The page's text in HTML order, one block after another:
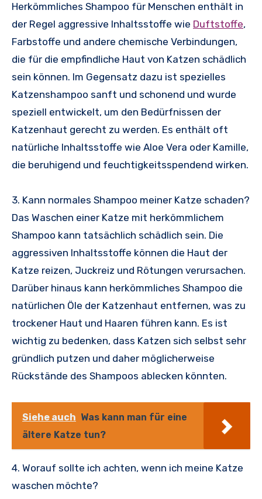
Herkömmliches Shampoo für Menschen enthält in
der Regel aggressive Inhaltsstoffe wie Duftstoffe,
Farbstoffe und andere chemische Verbindungen,
die für die empfindliche Haut von Katzen schädlich
sein können. Im Gegensatz dazu ist spezielles
Katzenshampoo sanft und schonend und wurde
speziell entwickelt, um den Bedürfnissen der
Katzenhaut gerecht zu werden. Es enthält oft
natürliche Inhaltsstoffe wie Aloe Vera oder Kamille,
die beruhigend und feuchtigkeitsspendend wirken.
3. Kann normales Shampoo meiner Katze schaden?
Das Waschen einer Katze mit herkömmlichem
Shampoo kann tatsächlich schädlich sein. Die
aggressiven Inhaltsstoffe können die Haut der
Katze reizen, Juckreiz und Rötungen verursachen.
Darüber hinaus kann herkömmliches Shampoo die
natürlichen Öle der Katzenhaut entfernen, was zu
trockener Haut und Haaren führen kann. Es ist
wichtig zu bedenken, dass Katzen sich selbst sehr
gründlich putzen und daher möglicherweise
Rückstände des Shampoos ablecken könnten.
Siehe auch Was kann man für eine
ältere Katze tun?
4. Worauf sollte ich achten, wenn ich meine Katze
waschen möchte?